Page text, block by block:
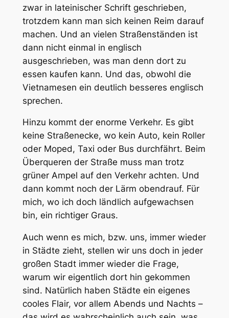
zwar in lateinischer Schrift geschrieben,
trotzdem kann man sich keinen Reim darauf
machen. Und an vielen Straßenständen ist
dann nicht einmal in englisch
ausgeschrieben, was man denn dort zu
essen kaufen kann. Und das, obwohl die
Vietnamesen ein deutlich besseres englisch
sprechen.
Hinzu kommt der enorme Verkehr. Es gibt
keine Straßenecke, wo kein Auto, kein Roller
oder Moped, Taxi oder Bus durchfährt. Beim
Überqueren der Straße muss man trotz
grüner Ampel auf den Verkehr achten. Und
dann kommt noch der Lärm obendrauf. Für
mich, wo ich doch ländlich aufgewachsen
bin, ein richtiger Graus.
Auch wenn es mich, bzw. uns, immer wieder
in Städte zieht, stellen wir uns doch in jeder
großen Stadt immer wieder die Frage,
warum wir eigentlich dort hin gekommen
sind. Natürlich haben Städte ein eigenes
cooles Flair, vor allem Abends und Nachts –